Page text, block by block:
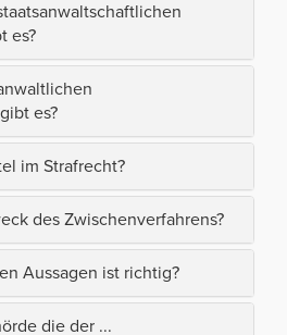
es?
es?
im Strafrecht?
des Zwischenverfahrens?
Aussagen ist richtig?
die der ...